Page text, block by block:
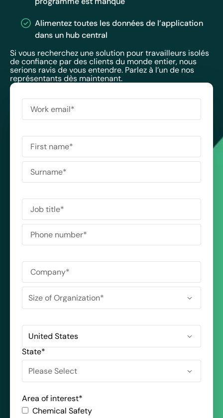
Alimentez toutes les données de l’application
dans un hub central
Si vous recherchez une solution pour travailleurs isolés
de confiance par des clients du monde entier, nous
serions ravis de vous entendre. Parlez à l’un de nos
représentants dès maintenant.
State*
Area of interest*
Chemical Safety